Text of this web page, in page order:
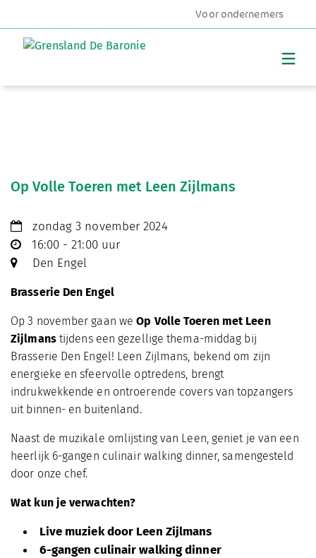
Voor ondernemers
Op Volle Toeren met Leen Zijlmans
zondag 3 november 2024
16:00 - 21:00 uur
Den Engel
Brasserie Den Engel
Op 3 november gaan weOp Volle Toeren met Leen
Zijlmanstijdens een gezellige thema-middag bij
Brasserie Den Engel! Leen Zijlmans, bekend om zijn
energieke en sfeervolle optredens, brengt
indrukwekkende en ontroerende covers van topzangers
uit binnen- en buitenland.
Naast de muzikale omlijsting van Leen, geniet je van een
heerlijk 6-gangen culinair walking dinner, samengesteld
door onze chef.
Wat kun je verwachten?
Live muziek door Leen Zijlmans
6-gangen culinair walking dinner